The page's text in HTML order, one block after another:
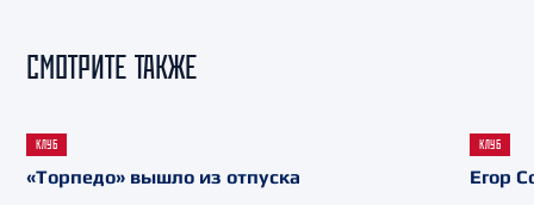
СМОТРИТЕ ТАКЖЕ
КЛУБ
«Торпедо» вышло из отпуска
КЛУБ
Егор